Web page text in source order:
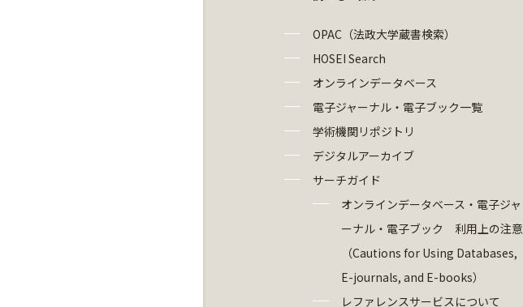
OPAC（法政大学蔵書検索）
HOSEI Search
オンラインデータベース
電子ジャーナル・電子ブック一覧
学術機関リポジトリ
デジタルアーカイブ
サーチガイド
オンラインデータベース・電子ジャ
ーナル・電子ブック 利用上の注意
（Cautions for Using Databases,
E-journals, and E-books）
レファレンスサービスについて